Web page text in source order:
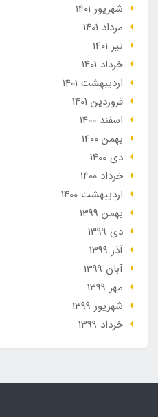
شهریور 1401
مرداد 1401
تير 1401
خرداد 1401
ارديبهشت 1401
فروردین 1401
اسفند 1400
بهمن 1400
دی 1400
خرداد 1400
ارديبهشت 1400
بهمن 1399
دی 1399
آذر 1399
آبان 1399
مهر 1399
شهریور 1399
خرداد 1399